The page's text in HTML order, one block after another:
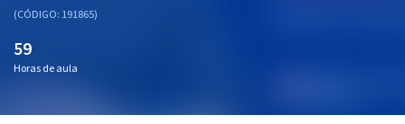
Aprovados
(CÓDIGO: 191865)
59
Horas de aula